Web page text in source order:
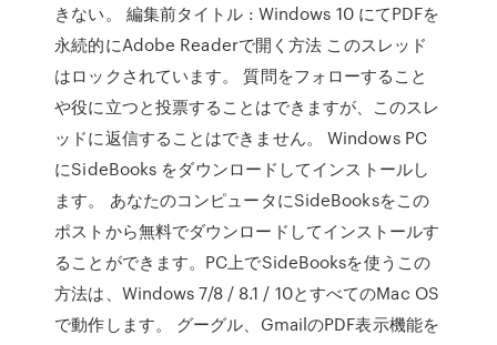
きない。 編集前タイトル : Windows 10 にてPDFを
永続的にAdobe Readerで開く方法 このスレッド
はロックされています。 質問をフォローすること
や役に立つと投票することはできますが、このスレ
ッドに返信することはできません。 Windows PC
にSideBooks をダウンロードしてインストールし
ます。 あなたのコンピュータにSideBooksをこの
ポストから無料でダウンロードしてインストールす
ることができます。PC上でSideBooksを使うこの
方法は、Windows 7/8 / 8.1 / 10とすべてのMac OS
で動作します。 グーグル、GmailのPDF表示機能を